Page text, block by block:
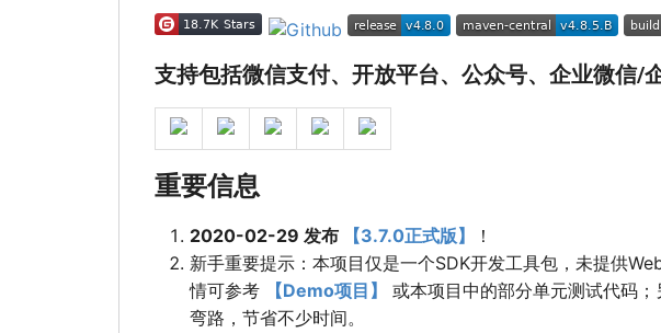
支持包括微信支付、开放平台、公众号、企业微信/
重要信息
2020-02-29 发布 【3.7.0正式版】
！
新手重要提示：本项目仅是一个SDK开发工具包，未提供
情可参考
【Demo项目】 或本项目中的部分单元测试代码
弯路，节省不少时间。